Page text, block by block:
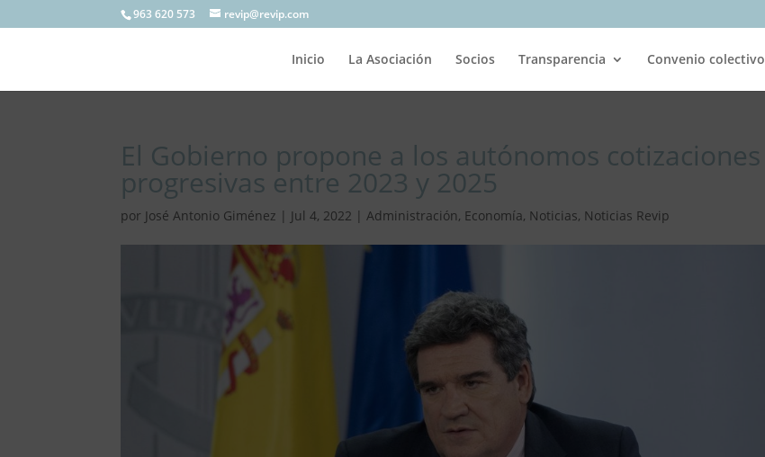
963 620 573 revip@revip.com
Inicio La Asociación Socios Transparencia Convenio colectivo
El Gobierno propone a los autónomos cotizaciones
progresivas entre 2023 y 2025
por José Antonio Giménez | Jul 4, 2022 |Administración, Economía, Noticias, Noticias Revip